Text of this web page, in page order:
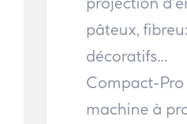
pâteux,
décoratifs…
Compact-
machine à